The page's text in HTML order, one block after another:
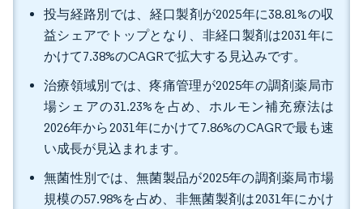
投与経路別では、経口製剤が2025年に38.81%の収
益シェアでトップとなり、非経口製剤は2031年に
かけて7.38%のCAGRで拡大する見込みです。
治療領域別では、疼痛管理が2025年の調剤薬局市
場シェアの31.23%を占め、ホルモン補充療法は
2026年から2031年にかけて7.86%のCAGRで最も速
い成長が見込まれます。
無菌性別では、無菌製品が2025年の調剤薬局市場
規模の57.98%を占め、非無菌製剤は2031年にかけ